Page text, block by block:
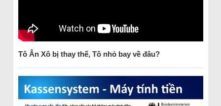
Tô Ân Xô bị thay thế, Tô nhỏ bay về đâu?